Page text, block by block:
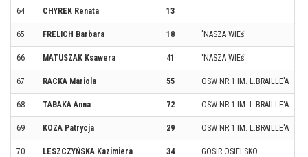
64 CHYREK Renata 13
65 FRELICH Barbara 18 'NASZA WIEś'
66 MATUSZAK Ksawera 41 'NASZA WIEś'
67 RACKA Mariola 55 OSW NR 1 IM. L.BRAILLE'A
68 TABAKA Anna 72 OSW NR 1 IM. L.BRAILLE'A
69 KOZA Patrycja 29 OSW NR 1 IM. L.BRAILLE'A
70 LESZCZYŃSKA Kazimiera 34 GOSIR OSIELSKO